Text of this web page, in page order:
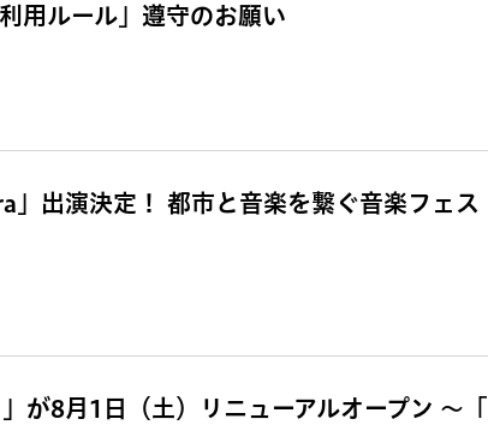
用ルール」遵守のお願い
出演決定！ 都市と音楽を繋ぐ音楽フェ
が8月1日（土）リニューアルオープン 〜